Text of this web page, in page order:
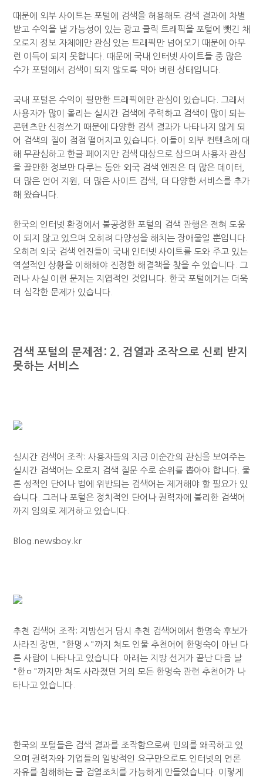
때문에 외부 사이트는 포털에 검색을 허용해도 검색 결과에 차별
받고 수익을 낼 가능성이 있는 광고 클릭 트래픽을 포털에 뺏긴 채
오로지 정보 자체에만 관심 있는 트래픽만 넘어오기 때문에 아무
런 이득이 되지 못합니다. 때문에 국내 인터넷 사이트들 중 많은
수가 포털에서 검색이 되지 않도록 막아 버린 상태입니다.
국내 포털은 수익이 될만한 트래픽에만 관심이 있습니다. 그래서
사용자가 많이 몰리는 실시간 검색에 주력하고 검색이 많이 되는
콘텐츠만 신경쓰기 때문에 다양한 검색 결과가 나타나지 않게 되
어 검색의 질이 점점 떨어지고 있습니다. 이들이 외부 컨텐츠에 대
해 무관심하고 한글 페이지만 검색 대상으로 삼으며 사용자 관심
을 끌만한 정보만 다루는 동안 외국 검색 엔진은 더 많은 데이터,
더 많은 언어 지원, 더 많은 사이트 검색, 더 다양한 서비스를 추가
해 왔습니다.
한국의 인터넷 환경에서 불공정한 포털의 검색 관행은 전혀 도움
이 되지 않고 있으며 오히려 다양성을 해치는 장애물일 뿐입니다.
오히려 외국 검색 엔진들이 국내 인터넷 사이트를 도와 주고 있는
역설적인 상황을 이해해야 진정한 해결책을 찾을 수 있습니다. 그
러나 사실 이런 문제는 지엽적인 것입니다. 한국 포털에게는 더욱
더 심각한 문제가 있습니다.
검색 포털의 문제점: 2. 검열과 조작으로 신뢰 받지
못하는 서비스
실시간 검색어 조작: 사용자들의 지금 이순간의 관심을 보여주는
실시간 검색어는 오로지 검색 질문 수로 순위를 뽑아야 합니다. 물
론 성적인 단어나 법에 위반되는 검색어는 제거해야 할 필요가 있
습니다. 그러나 포털은 정치적인 단어나 권력자에 불리한 검색어
까지 임의로 제거하고 있습니다.
Blog.newsboy.kr
추천 검색어 조작: 지방선거 당시 추천 검색어에서 한명숙 후보가
사라진 장면, "한명ㅅ"까지 쳐도 인물 추천어에 한명숙이 아닌 다
른 사람이 나타나고 있습니다. 아래는 지방 선거가 끝난 다음 날
"한ㅁ"까지만 쳐도 사라졌던 거의 모든 한명숙 관련 추천어가 나
타나고 있습니다.
한국의 포털들은 검색 결과를 조작함으로써 민의를 왜곡하고 있
으며 권력자와 기업들의 일방적인 요구만으로도 인터넷의 언론
자유를 침해하는 글 검열조치를 가능하게 만들었습니다. 이렇게